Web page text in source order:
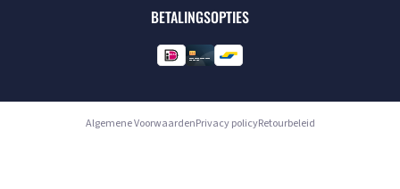
BETALINGSOPTIES
Algemene VoorwaardenPrivacy policyRetourbeleid